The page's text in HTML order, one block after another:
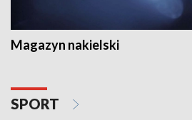
Magazyn nakielski
SPORT